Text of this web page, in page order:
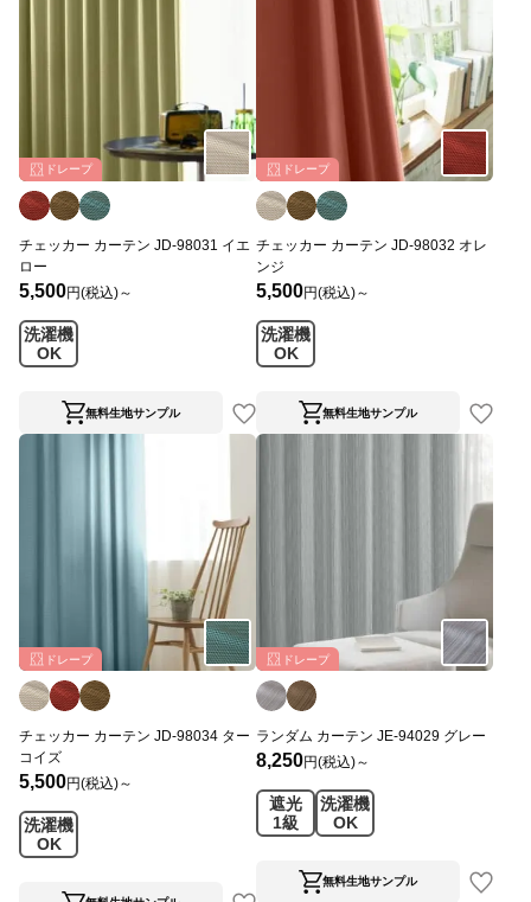
ドレープ
チェッカー カーテン JD-98031 イエ
ロー
5,500円(税込)～
洗濯機
OK
無料生地サンプル
ドレープ
チェッカー カーテン JD-98032 オレ
ンジ
5,500円(税込)～
洗濯機
OK
無料生地サンプル
ドレープ
チェッカー カーテン JD-98034 ター
コイズ
5,500円(税込)～
洗濯機
OK
ドレープ
ランダム カーテン JE-94029 グレー
8,250円(税込)～
遮光
1級
洗濯機
OK
無料生地サンプル